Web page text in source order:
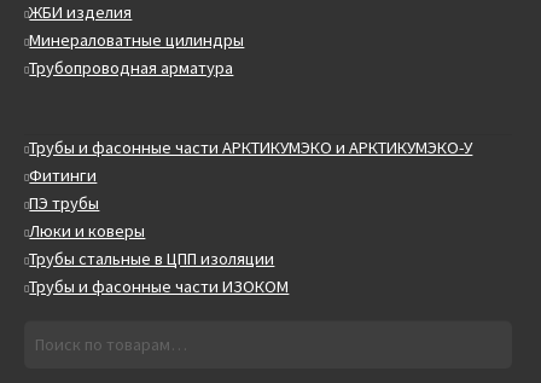
ЖБИ изделия
Минераловатные цилиндры
Трубопроводная арматура
Трубы и фасонные части АРКТИКУМЭКО и АРКТИКУМЭКО-У
Фитинги
ПЭ трубы
Люки и коверы
Трубы стальные в ЦПП изоляции
Трубы и фасонные части ИЗОКОМ